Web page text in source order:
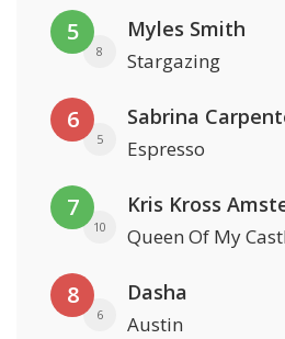
5
8
Myles Smith
Stargazing
6
5
Sabrina
Espresso
7
10
Kris Kross
Queen Of My
8
6
Dasha
Austin